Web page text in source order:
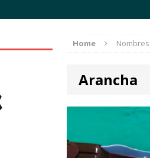
Home Nombres
Arancha